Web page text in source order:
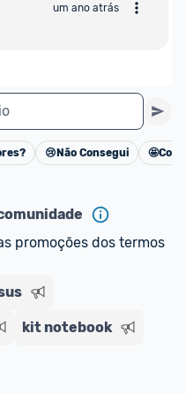
um ano atrás
Cancelar
😢 Não Consegui 🤩
promoções dos termos
kit notebook